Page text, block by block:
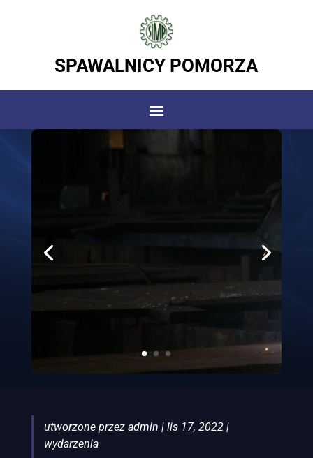
SPAWALNICY POMORZA
utworzone przez admin | lis 17, 2022|
wydarzenia